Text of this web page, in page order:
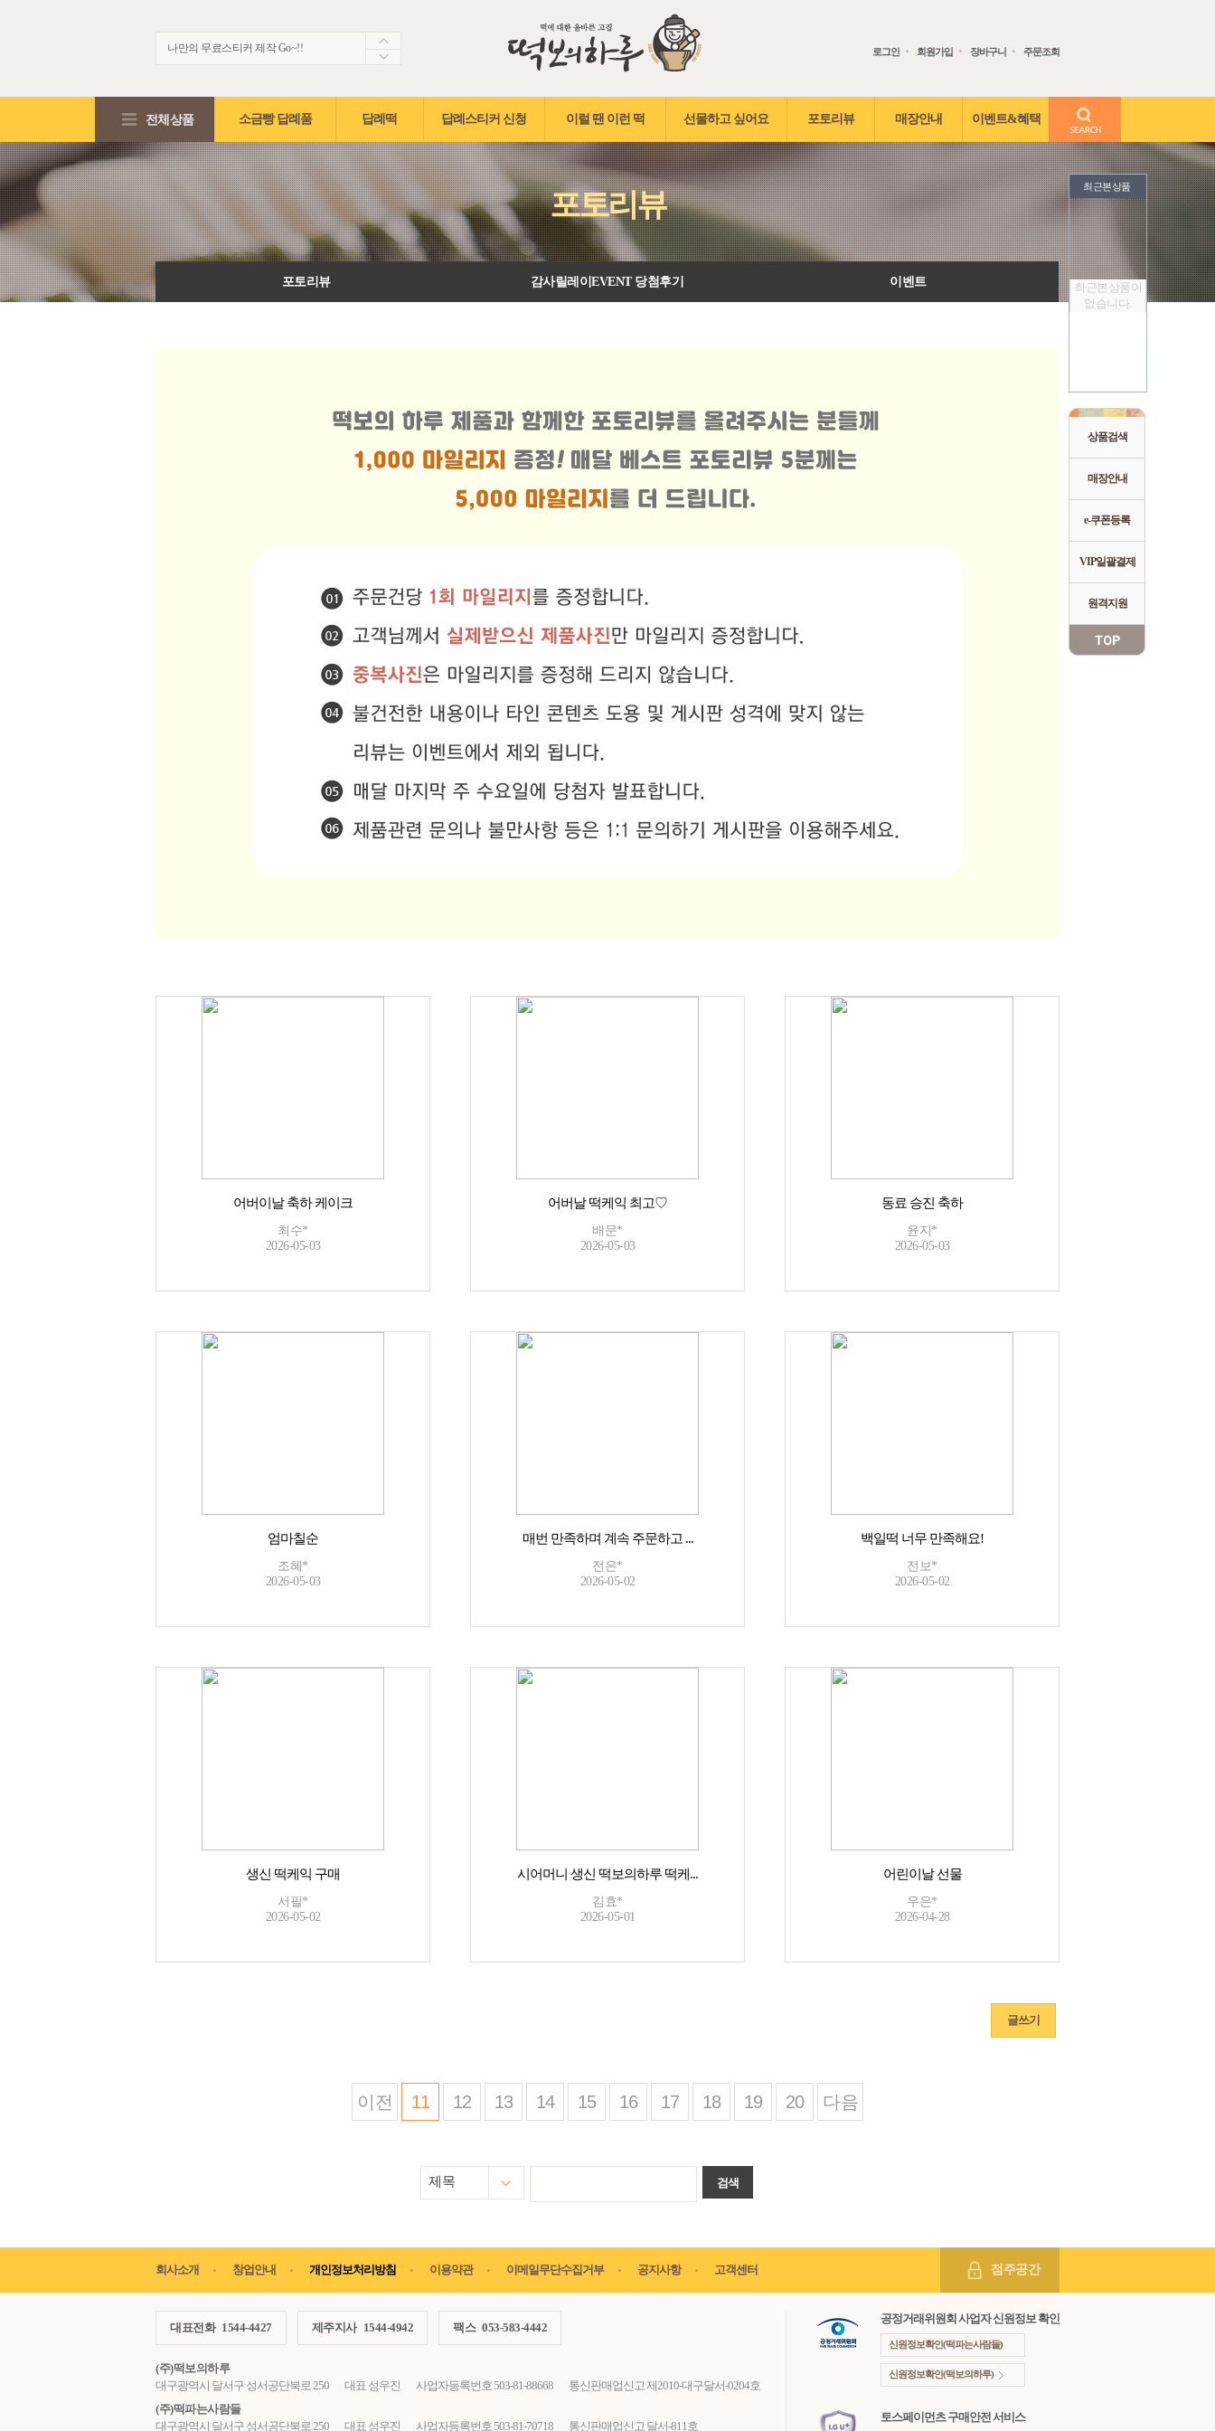
최근본상품
최근본상품이
없습니다.
상품검색
매장안내
e-쿠폰등록
VIP일괄결제
원격지원
나만의 무료스티커 제작 Go~!!
적립금2,000원 + 5%적립혜택!!
로그인 회원가입 장바구니 주문조회
전체상품 소금빵 답례품 답례떡 답례스티커 신청 이럴 땐 이런 떡 선물하고 싶어요 포토리뷰 매장안내 이벤트&혜택
포토리뷰
포토리뷰 감사릴레이EVENT 당첨후기 이벤트
어버이날 축하 케이크
최수*
2026-05-03
어버날 떡케익 최고♡
배문*
2026-05-03
동료 승진 축하
윤지*
2026-05-03
엄마칠순
조혜*
2026-05-03
매번 만족하며 계속 주문하고 ...
전은*
2026-05-02
백일떡 너무 만족해요!
전보*
2026-05-02
생신 떡케익 구매
서필*
2026-05-02
시어머니 생신 떡보의하루 떡케...
김효*
2026-05-01
어린이날 선물
우은*
2026-04-28
글쓰기
이전 11 12 13 14 15 16 17 18 19 20 다음
제목
회사소개 창업안내 개인정보처리방침 이용약관 이메일무단수집거부 공지사항 고객센터 점주공간
대표전화 1544-4427 제주지사 1544-4942 팩스 053-583-4442
(주)떡보의하루
대구광역시 달서구 성서공단북로 250
대표 성우진 사업자등록번호 503-81-88668
통신판매업신고 제2010-대구달서-0204호
(주)떡파는사람들
대구광역시 달서구 성서공단북로 250
대표 성우진 사업자등록번호 503-81-70718 통신판매업신고 달서-811호
공정거래위원회 사업자 신원정보 확인
신원정보확인(떡파는사람들)
신원정보확인(떡보의하루)
토스페이먼츠 구매안전 서비스